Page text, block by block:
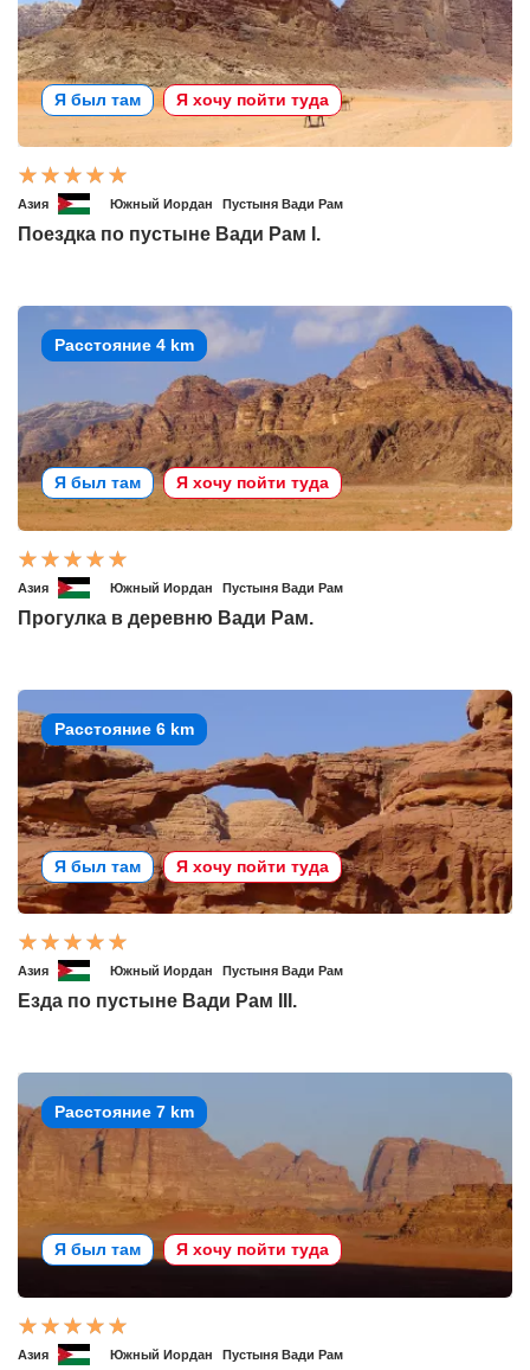
Я был там Я хочу пойти туда
Азия Южный Иордан Пустыня Вади Рам
Поездка по пустыне Вади Рам I.
Расстояние 4 km
Я был там Я хочу пойти туда
Азия Южный Иордан Пустыня Вади Рам
Прогулка в деревню Вади Рам.
Расстояние 6 km
Я был там Я хочу пойти туда
Азия Южный Иордан Пустыня Вади Рам
Езда по пустыне Вади Рам III.
Расстояние 7 km
Я был там Я хочу пойти туда
Азия Южный Иордан Пустыня Вади Рам